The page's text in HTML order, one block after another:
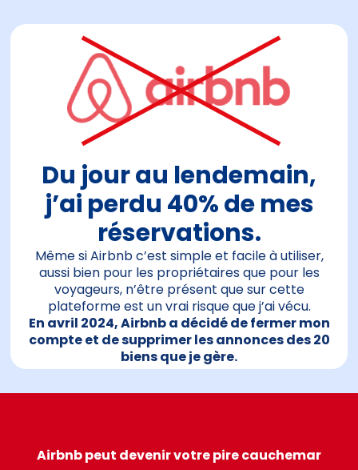
Du jour au lendemain,
j’ai perdu 40% de mes
réservations.
Même si Airbnb c’est simple et facile à utiliser,
aussi bien pour les propriétaires que pour les
voyageurs, n’être présent que sur cette
plateforme est un vrai risque que j’ai vécu.
En avril 2024, Airbnb a décidé de fermer mon
compte et de supprimer les annonces des 20
biens que je gère.
Airbnb peut devenir votre pire cauchemar